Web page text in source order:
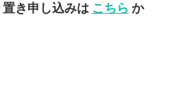
き申し込みは こちら か